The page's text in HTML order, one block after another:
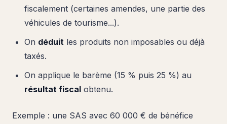
fiscalement (certaines amendes, une partie des
véhicules de tourisme...).
On déduit les produits non imposables ou déjà
taxés.
On applique le barème (15 % puis 25 %) au
résultat fiscal obtenu.
Exemple : une SAS avec 60 000 € de bénéfice